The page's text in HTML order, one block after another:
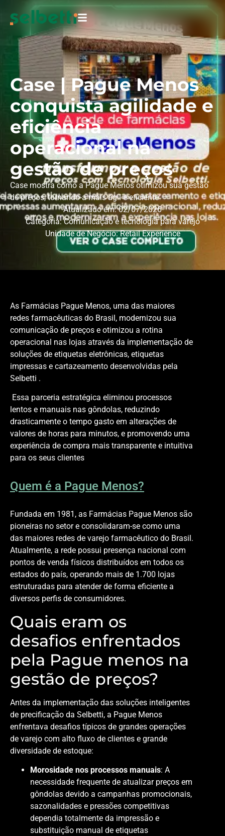
Case | Pague Menos
conquista agilidade e
eficiência
operacional na
gestão de preços
Case mostra como a Pague Menos otimizou sua gestão
de preços, tornando-a mais ágil e eficiente
Atualizado em: 02/07/2026
Categoria:Comunicação e tecnologia para varejo
Unidade de Negócio:Retail Experience
As Farmácias Pague Menos, uma das maiores
redes farmacêuticas do Brasil, modernizou sua
comunicação de preços e otimizou a rotina
operacional nas lojas através da implementação de
soluções de etiquetas eletrônicas, etiquetas
impressas e cartazeamento desenvolvidas pela
Selbetti .
Essa parceria estratégica eliminou processos
lentos e manuais nas gôndolas, reduzindo
drasticamente o tempo gasto em alterações de
valores de horas para minutos, e promovendo uma
experiência de compra mais transparente e intuitiva
para os seus clientes
Quem é a Pague Menos?
Fundada em 1981, as Farmácias Pague Menos são
pioneiras no setor e consolidaram-se como uma
das maiores redes de varejo farmacêutico do Brasil.
Atualmente, a rede possui presença nacional com
pontos de venda físicos distribuídos em todos os
estados do país, operando mais de 1.700 lojas
estruturadas para atender de forma eficiente a
diversos perfis de consumidores.
Quais eram os
desafios enfrentados
pela Pague menos na
gestão de preços?
Antes da implementação das soluções inteligentes
de precificação da Selbetti, a Pague Menos
enfrentava desafios típicos de grandes operações
de varejo com alto fluxo de clientes e grande
diversidade de estoque:
Morosidade nos processos manuais: A
necessidade frequente de atualizar preços em
gôndolas devido a campanhas promocionais,
sazonalidades e pressões competitivas
dependia totalmente da impressão e
substituição manual de etiquetas